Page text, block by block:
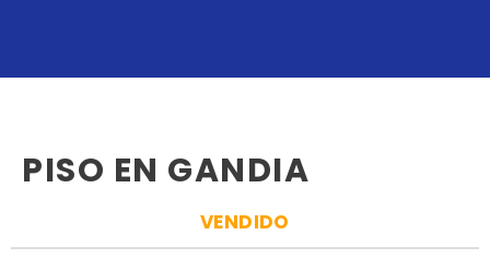
PISO EN GANDIA
VENDIDO